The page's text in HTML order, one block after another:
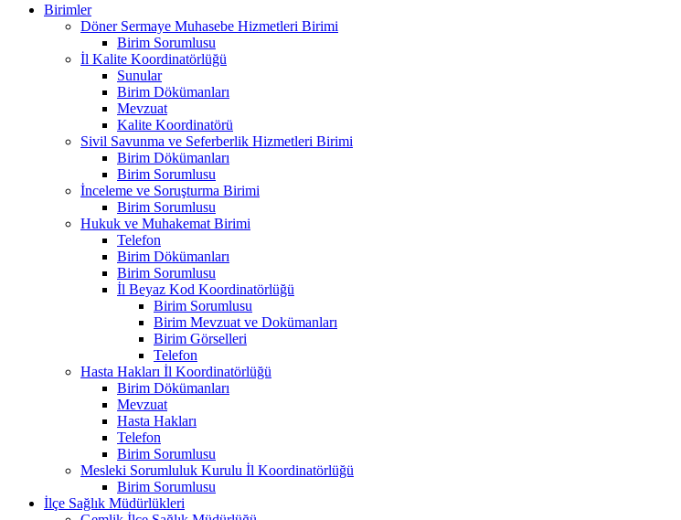
Birimler
Döner Sermaye Muhasebe Hizmetleri Birimi
Birim Sorumlusu
İl Kalite Koordinatörlüğü
Sunular
Birim Dökümanları
Mevzuat
Kalite Koordinatörü
Sivil Savunma ve Seferberlik Hizmetleri Birimi
Birim Dökümanları
Birim Sorumlusu
İnceleme ve Soruşturma Birimi
Birim Sorumlusu
Hukuk ve Muhakemat Birimi
Telefon
Birim Dökümanları
Birim Sorumlusu
İl Beyaz Kod Koordinatörlüğü
Birim Sorumlusu
Birim Mevzuat ve Dokümanları
Birim Görselleri
Telefon
Hasta Hakları İl Koordinatörlüğü
Birim Dökümanları
Mevzuat
Hasta Hakları
Telefon
Birim Sorumlusu
Mesleki Sorumluluk Kurulu İl Koordinatörlüğü
Birim Sorumlusu
İlçe Sağlık Müdürlükleri